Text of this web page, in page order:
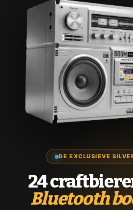
DE EXCLUSIEVE
24
Bluetooth